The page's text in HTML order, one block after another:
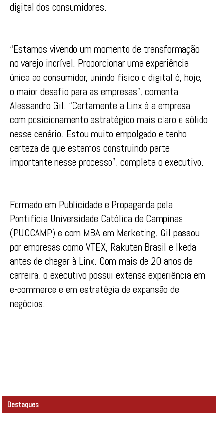
digital dos consumidores.
“Estamos vivendo um momento de transformação
no varejo incrível. Proporcionar uma experiência
única ao consumidor, unindo físico e digital é, hoje,
o maior desafio para as empresas”, comenta
Alessandro Gil. “Certamente a Linx é a empresa
com posicionamento estratégico mais claro e sólido
nesse cenário. Estou muito empolgado e tenho
certeza de que estamos construindo parte
importante nesse processo”, completa o executivo.
Formado em Publicidade e Propaganda pela
Pontifícia Universidade Católica de Campinas
(PUCCAMP) e com MBA em Marketing, Gil passou
por empresas como VTEX, Rakuten Brasil e Ikeda
antes de chegar à Linx. Com mais de 20 anos de
carreira, o executivo possui extensa experiência em
e-commerce e em estratégia de expansão de
negócios.
Destaques